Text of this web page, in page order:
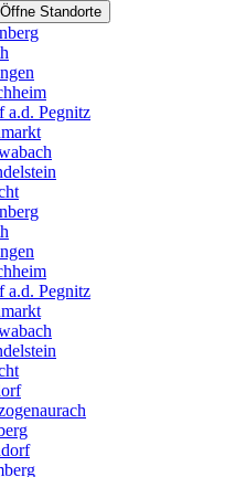
Öffne Standorte
a.d. Pegnitz
a.d. Pegnitz